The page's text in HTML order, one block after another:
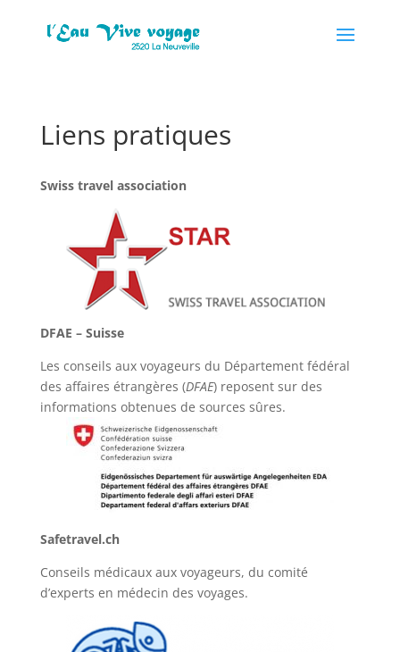
Liens pratiques
Swiss travel association
DFAE – Suisse
Les conseils aux voyageurs du Département fédéral
des affaires étrangères (DFAE) reposent sur des
informations obtenues de sources sûres.
Safetravel.ch
Conseils médicaux aux voyageurs, du comité
d’experts en médecin des voyages.